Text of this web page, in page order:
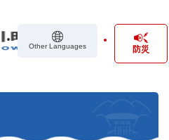
Other Languages 防災